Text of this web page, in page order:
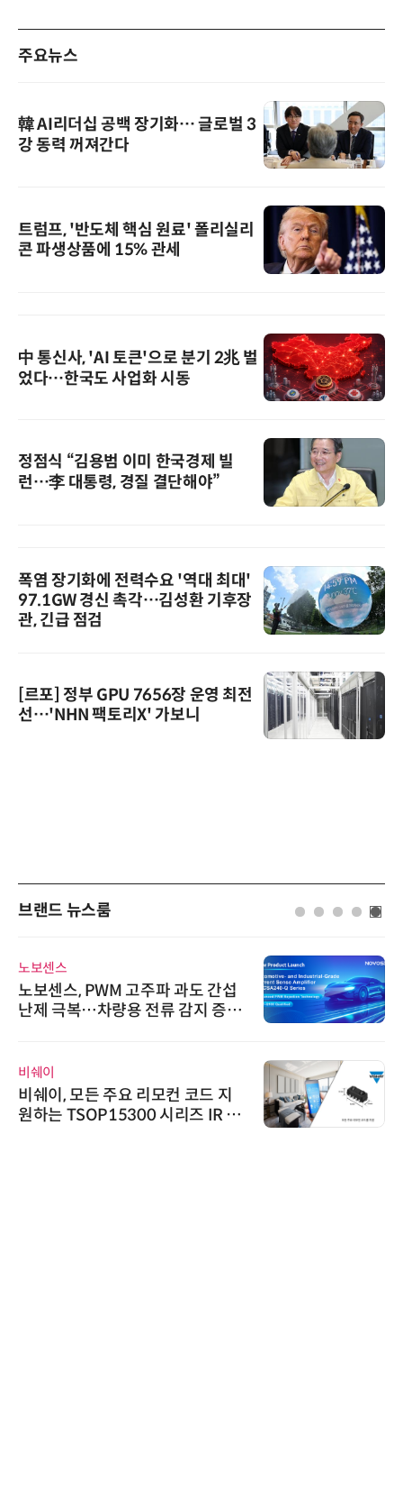
주요뉴스
韓 AI리더십 공백 장기화… 글로벌 3
강 동력 꺼져간다
트럼프, '반도체 핵심 원료' 폴리실리
콘 파생상품에 15% 관세
中 통신사, 'AI 토큰'으로 분기 2兆 벌
었다…한국도 사업화 시동
정점식 “김용범 이미 한국경제 빌
런…李 대통령, 경질 결단해야”
폭염 장기화에 전력수요 '역대 최대'
97.1GW 경신 촉각…김성환 기후장
관, 긴급 점검
[르포] 정부 GPU 7656장 운영 최전
선…'NHN 팩토리X' 가보니
브랜드 뉴스룸
노보센스
노보센스, PWM 고주파 과도 간섭
난제 극복…차량용 전류 감지 증폭
비쉐이
비쉐이, 모든 주요 리모컨 코드 지
원하는 TSOP15300 시리즈 IR 수